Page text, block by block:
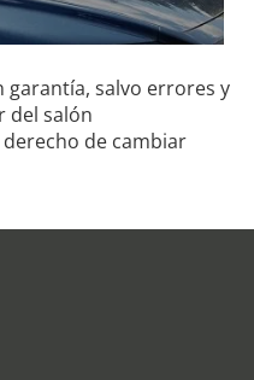
garantía, salvo errores y
del salón
de cambiar